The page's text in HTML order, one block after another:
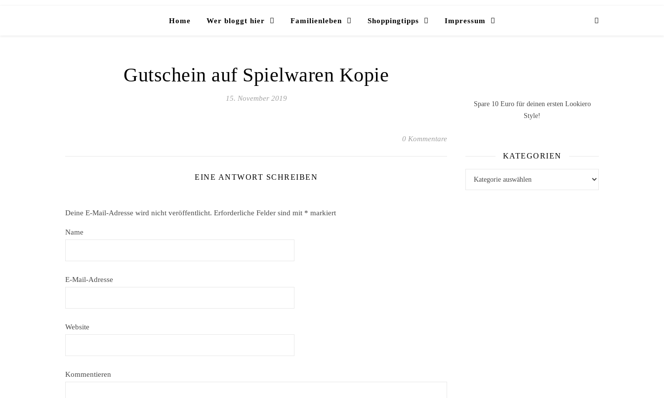
Home Wer bloggt hier Familienleben Shoppingtipps Impressum
Gutschein auf Spielwaren Kopie
15. November 2019
0 Kommentare
EINE ANTWORT SCHREIBEN
Deine E-Mail-Adresse wird nicht veröffentlicht. Erforderliche Felder sind mit * markiert
Name
E-Mail-Adresse
Website
Kommentieren
Spare 10 Euro für deinen ersten Lookiero
Style!
KATEGORIEN